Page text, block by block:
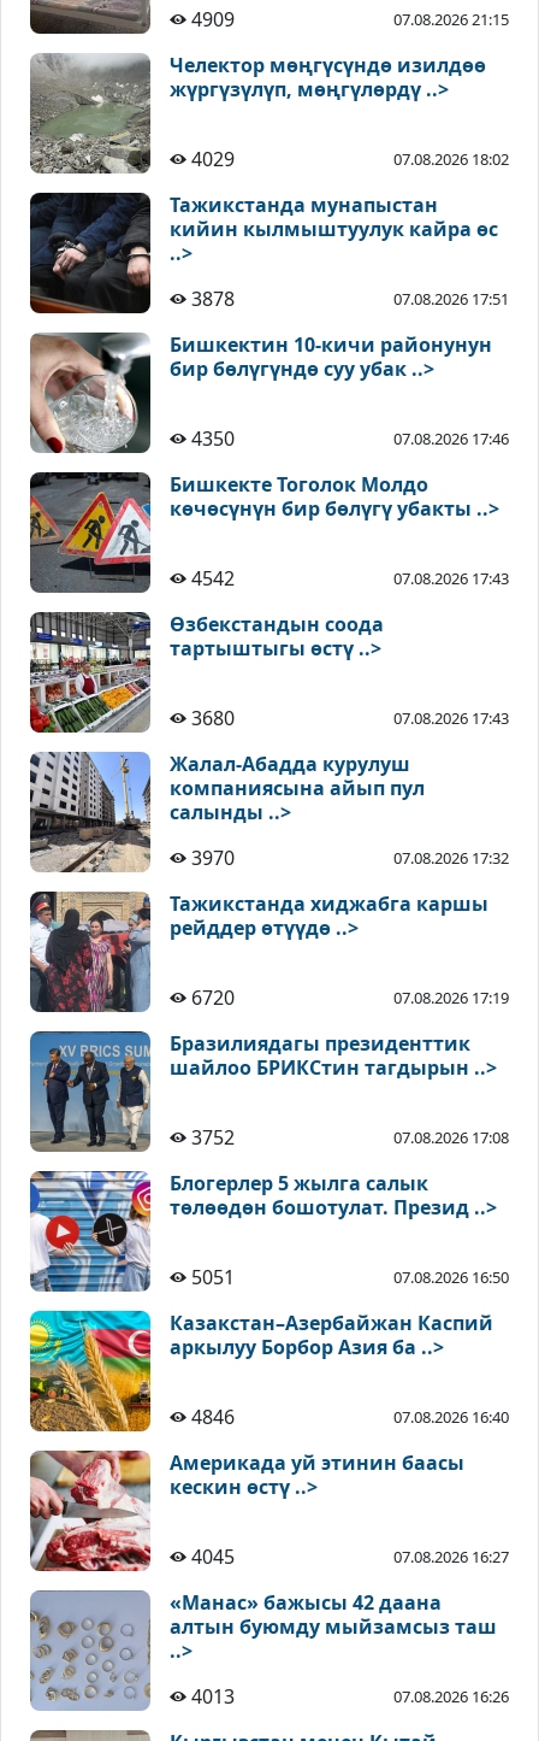
4909 07.08.2026 21:15
Челектор мөңгүсүндө изилдөө
жүргүзүлүп, мөңгүлөрдү ..>
4029 07.08.2026 18:02
Тажикстанда мунапыстан
кийин кылмыштуулук кайра өс
..>
3878
07.08.2026 17:51
Бишкектин 10-кичи районунун
бир бөлүгүндө суу убак ..>
4350 07.08.2026 17:46
Бишкекте Тоголок Молдо
көчөсүнүн бир бөлүгү убакты ..>
4542 07.08.2026 17:43
Өзбекстандын соода
тартыштыгы өстү ..>
3680 07.08.2026 17:43
Жалал-Абадда курулуш
компаниясына айып пул
салынды ..>
3970
07.08.2026 17:32
Тажикстанда хиджабга каршы
рейддер өтүүдө ..>
6720 07.08.2026 17:19
Бразилиядагы президенттик
шайлоо БРИКСтин тагдырын ..>
3752 07.08.2026 17:08
Блогерлер 5 жылга салык
төлөөдөн бошотулат. Презид ..>
5051 07.08.2026 16:50
Казакстан–Азербайжан Каспий
аркылуу Борбор Азия ба ..>
4846 07.08.2026 16:40
Америкада уй этинин баасы
кескин өстү ..>
4045 07.08.2026 16:27
«Манас» бажысы 42 даана
алтын буюмду мыйзамсыз таш
..>
4013
07.08.2026 16:26